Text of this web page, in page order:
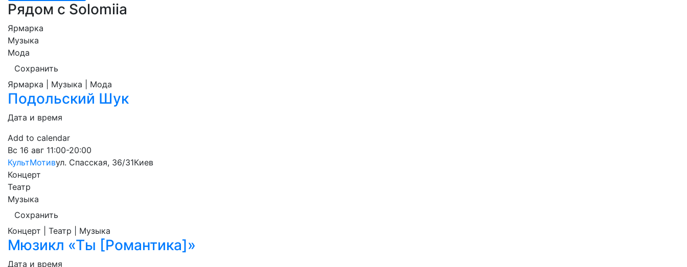
Рядом с Solomiia
Ярмарка
Музыка
Мода
Сохранить
Ярмарка | Музыка | Мода
Подольский Шук
Дата и время
Add to calendar
Вс 16 авг 11:00-20:00
КультМотивул. Спасская, 36/31Киев
Концерт
Театр
Музыка
Сохранить
Концерт | Театр | Музыка
Мюзикл «Ты [Романтика]»
Дата и время